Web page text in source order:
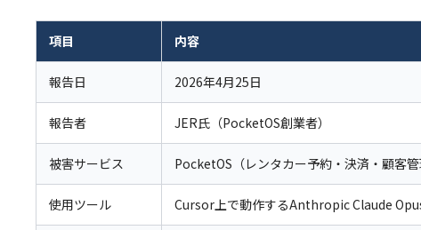
項目 内容
報告日 2026年4月25日
報告者 JER氏（PocketOS創業者）
被害サービス PocketOS（レンタカー予約・決済・顧客管
使用ツール Cursor上で動作するAnthropic Claude